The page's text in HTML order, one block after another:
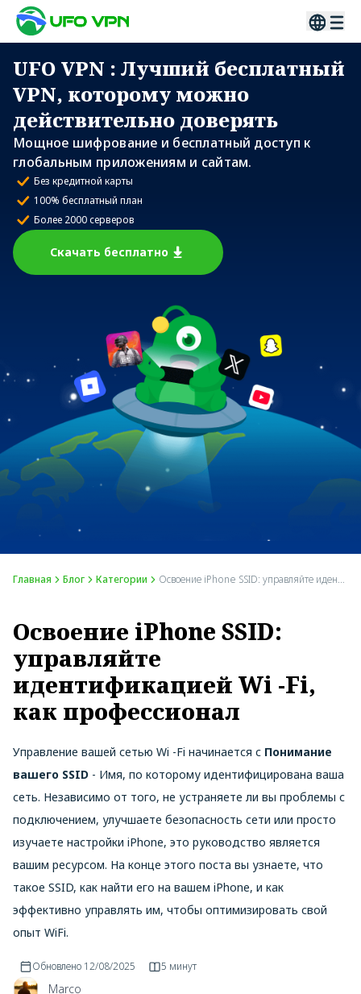
UFO VPN : Лучший бесплатный
VPN, которому можно
действительно доверять
Мощное шифрование и бесплатный доступ к
глобальным приложениям и сайтам.
Без кредитной карты
100% бесплатный план
Более 2000 серверов
Скачать бесплатно
Главная Блог Категории Освоение iPhone SSID: управляйте идентификацией Wi -Fi, как профессионал
Освоение iPhone SSID:
управляйте
идентификацией Wi -Fi,
как профессионал
Управление вашей сетью Wi -Fi начинается с Понимание
вашего SSID - Имя, по которому идентифицирована ваша
сеть. Независимо от того, не устраняете ли вы проблемы с
подключением, улучшаете безопасность сети или просто
изучаете настройки iPhone, это руководство является
вашим ресурсом. На конце этого поста вы узнаете, что
такое SSID, как найти его на вашем iPhone, и как
эффективно управлять им, чтобы оптимизировать свой
опыт WiFi.
Marco
Обновлено 12/08/2025 5 минут